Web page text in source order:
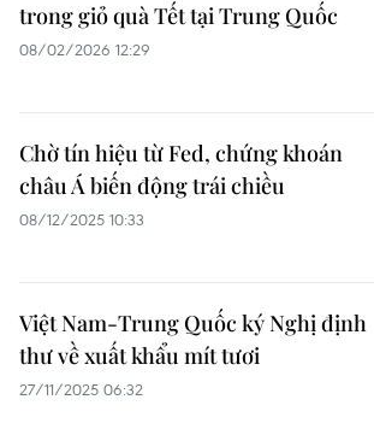
trong giỏ quà Tết tại Trung Quốc
08/02/2026 12:29
Chờ tín hiệu từ Fed, chứng khoán
châu Á biến động trái chiều
08/12/2025 10:33
Việt Nam-Trung Quốc ký Nghị định
thư về xuất khẩu mít tươi
27/11/2025 06:32